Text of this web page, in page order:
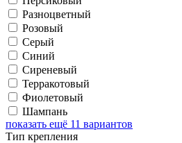
Разноцветный
Розовый
Серый
Синий
Сиреневый
Терракотовый
Фиолетовый
Шампань
показать ещё 11 вариантов
Тип крепления